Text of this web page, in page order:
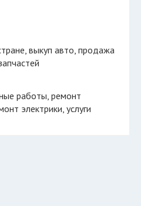
выкуп авто продажа
работы, ремонт
электрики, услуги